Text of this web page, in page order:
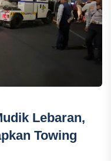
Lebaran,
Towing